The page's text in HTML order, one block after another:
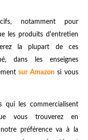
notamment pour
les produits d'entretien
la plupart de ces
dans les enseignes
sur Amazonsi vous
qui les commercialisent
vous trouverez en
préférence va à la